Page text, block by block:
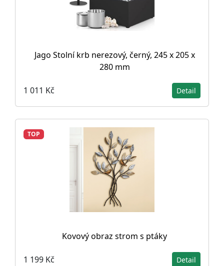
Jago Stolní krb nerezový, černý, 245 x 205 x
280 mm
1 011 Kč Detail
TOP
Kovový obraz strom s ptáky
1 199 Kč Detail